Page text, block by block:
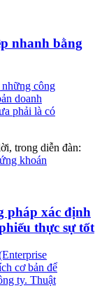
nhanh bằng
công
doanh
phải là có
trong diễn đàn:
khoán
pháp xác định
thực sự tốt
cơ bản để
ty. Thuật